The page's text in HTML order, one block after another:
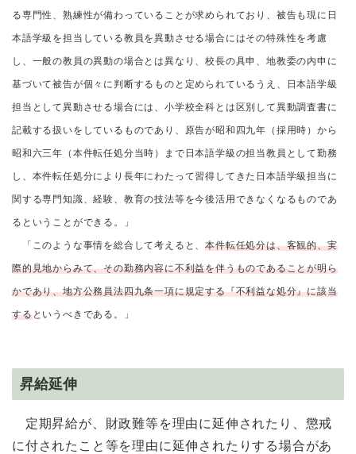
る専門性、熟練性が備わっていることが求められており、被告も現に日
本語学級を担当している教員を異動させる場合にはその特殊性を考慮
し、一般の教員の異動の場合とは異なり、校長の具申、地教委の内申に
基づいて被告が個々に判断するものと定められているうえ、日本語学級
担当として異動させる場合には、小学校全科とは区別して異動調査書に
記載する扱いをしているものであり、原告が昭和四九年（採用時）から
昭和六三年（本件転任処分当時）まで日本語学級の担当教員として勤務
し、本件転任処分により長年にわたって習得してきた日本語学級担当に
関する専門知識、経験、教育の技法等を今後活用できなくなるものであ
るということができる。」
「このような事情を総合して考えると、本件転任処分は、客観的、実
際的見地からみて、その勤務内容に不利益を伴うものであることが明ら
かであり、地方公務員法四九条一項に規定する『不利益な処分』に該当
するというべきである。」
昇給延伸
定期昇給が、財政難等を理由に延伸されたり、懲戒
に付されたこと等を理由に延伸されたりする場合があ